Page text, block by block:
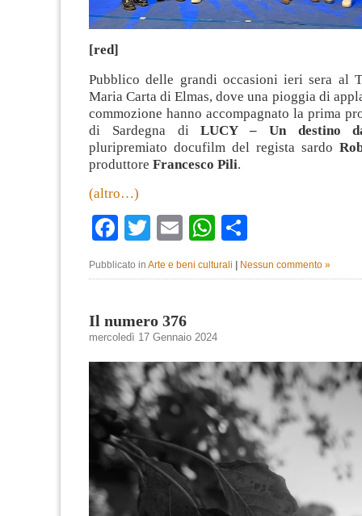
[red]
Pubblico delle grandi occasioni ieri sera al
Maria Carta di Elmas, dove una pioggia di
commozione hanno accompagnato la prima
di Sardegna diLUCY – Un destino
pluripremiato docufilm del regista sardo
produttore Francesco Pili.
(altro…)
Facebook
TwitterEmailWhatsApp
Pubblicato in Arte e beni culturali Nessun commento »
Il numero 376
mercoledì 17 Gennaio 2024